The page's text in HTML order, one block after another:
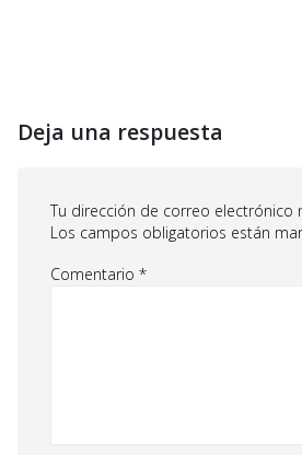
Deja una respuesta
Tu dirección de correo electrónico
Los campos obligatorios están
Comentario *